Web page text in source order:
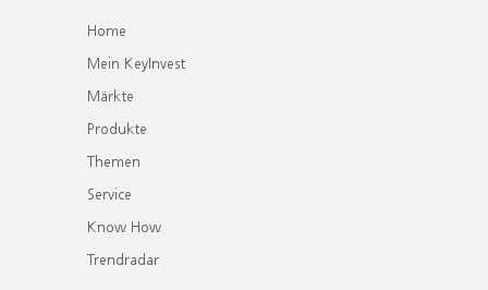
Home
Mein KeyInvest
Märkte
Produkte
Themen
Service
Know How
Trendradar